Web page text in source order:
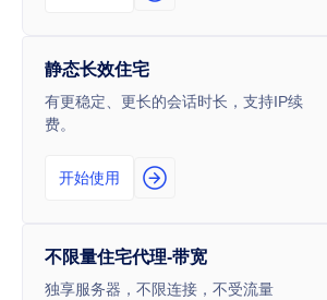
静态长效住宅
有更稳定、更长的会话时长，支持IP续
费。
开始使用
不限量住宅代理-带宽
独享服务器，不限连接，不受流量